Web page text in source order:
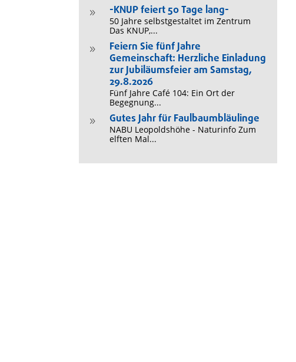
9 -KNUP feiert 50 Tage lang-
50 Jahre selbstgestaltet im Zentrum
Das KNUP,...
9
Feiern Sie fünf Jahre
Gemeinschaft: Herzliche Einladung
zur Jubiläumsfeier am Samstag,
29.8.2026
Fünf Jahre Café 104: Ein Ort der
Begegnung...
9 Gutes Jahr für Faulbaumbläulinge
NABU Leopoldshöhe - Naturinfo Zum
elften Mal...